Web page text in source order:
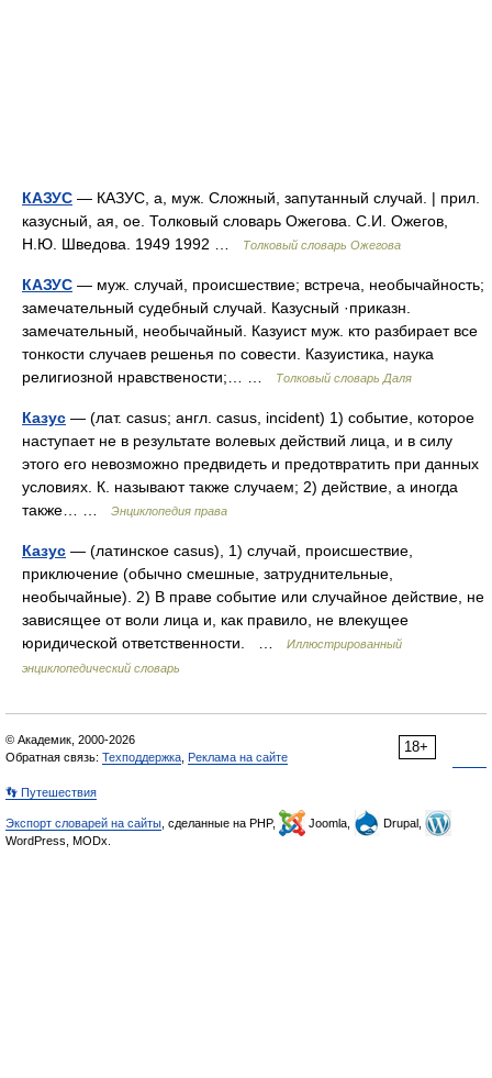
КАЗУС — КАЗУС, а, муж. Сложный, запутанный случай. | прил.
казусный, ая, ое. Толковый словарь Ожегова. С.И. Ожегов,
Н.Ю. Шведова. 1949 1992 …
Толковый словарь Ожегова
КАЗУС — муж. случай, происшествие; встреча, необычайность;
замечательный судебный случай. Казусный ·приказн.
замечательный, необычайный. Казуист муж. кто разбирает все
тонкости случаев решенья по совести. Казуистика, наука
религиозной нравствености;… …
Толковый словарь Даля
Казус — (лат. casus; англ. casus, incident) 1) событие, которое
наступает не в результате волевых действий лица, и в силу
этого его невозможно предвидеть и предотвратить при данных
условиях. К. называют также случаем; 2) действие, а иногда
также… …
Энциклопедия права
Казус — (латинское casus), 1) случай, происшествие,
приключение (обычно смешные, затруднительные,
необычайные). 2) В праве событие или случайное действие, не
зависящее от воли лица и, как правило, не влекущее
юридической ответственности. …
Иллюстрированный
энциклопедический словарь
18+
© Академик, 2000-2026
Обратная связь: Техподдержка Реклама на сайте
👣 Путешествия
Экспорт словарей на сайты , сделанные на PHP, Joomla,
Drupal,
WordPress, MODx.